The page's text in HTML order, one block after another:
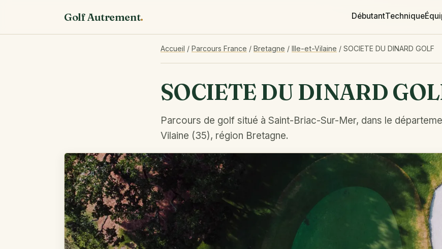
Golf Autrement. DébutantTechnique
Accueil / Parcours France / Bretagne / Ille-et-Vilaine / SOCIETE DU DINARD GOLF
SOCIETE DU DINARD
Parcours de golf situé à Saint-Briac-Sur-Mer, dans le
Vilaine (35), région Bretagne.